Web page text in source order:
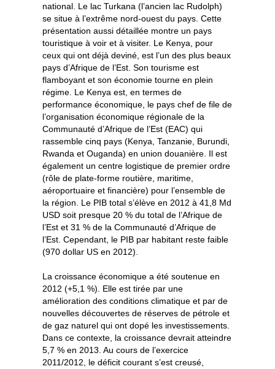
national. Le lac Turkana (l’ancien lac Rudolph)
se situe à l’extrême nord-ouest du pays. Cette
présentation aussi détaillée montre un pays
touristique à voir et à visiter. Le Kenya, pour
ceux qui ont déjà deviné, est l’un des plus beaux
pays d’Afrique de l’Est. Son tourisme est
flamboyant et son économie tourne en plein
régime. Le Kenya est, en termes de
performance économique, le pays chef de file de
l’organisation économique régionale de la
Communauté d’Afrique de l’Est (EAC) qui
rassemble cinq pays (Kenya, Tanzanie, Burundi,
Rwanda et Ouganda) en union douanière. Il est
également un centre logistique de premier ordre
(rôle de plate-forme routière, maritime,
aéroportuaire et financière) pour l’ensemble de
la région. Le PIB total s’élève en 2012 à 41,8 Md
USD soit presque 20 % du total de l’Afrique de
l’Est et 31 % de la Communauté d’Afrique de
l’Est. Cependant, le PIB par habitant reste faible
(970 dollar US en 2012).
La croissance économique a été soutenue en
2012 (+5,1 %). Elle est tirée par une
amélioration des conditions climatique et par de
nouvelles découvertes de réserves de pétrole et
de gaz naturel qui ont dopé les investissements.
Dans ce contexte, la croissance devrait atteindre
5,7 % en 2013. Au cours de l’exercice
2011/2012, le déficit courant s’est creusé,